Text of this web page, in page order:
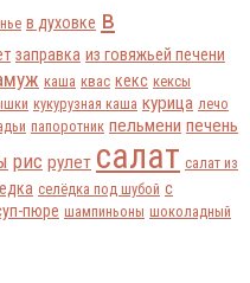
в духовке в
заправка из говяжьей печени
каша квас кекс кексы
кукурузная каша курица лечо
папоротник пельмени печень
рис рулет салат салат из
селёдка под шубой с
пюре шампиньоны шоколадный